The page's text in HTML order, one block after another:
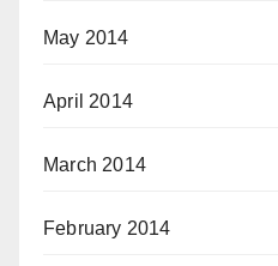
May 2014
April 2014
March 2014
February 2014